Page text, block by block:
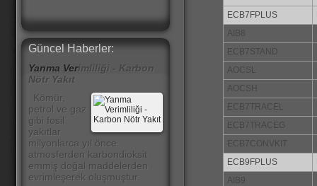
Güncel Haberler:
Yanma Verimliliği - Karbon
Nötr Yakıt
Kömür,
petrol ve gaz
gibi fosil
yakıtlar
milyonlarca yıl önce
atmosferden karbondioksit
emmiş doğal maddelerden
evrimleşerek oluşmuştur.
ECB7FPLUS
AIB8
ECB7STAND
AOCSL
AOCSH
ECB7TRACEL
ECB7TRACEG
ECB7CONVKIT
ECB9FPLUS
AIB9